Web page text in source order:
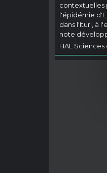
contextuelles
l'épidémie
dans l'Ituri, à
note
HAL Sciences